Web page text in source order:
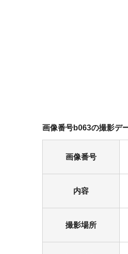
画像番号b063の撮影デ
画像番号
内容
撮影場所